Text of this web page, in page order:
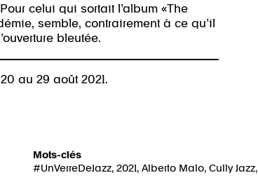
celui qui sortait l’album «The
semble, contrairement à ce qu’il
bleutée.
au 29 août 2021.
Mots-clés
#UnVerreDeJazz, 2021 , Alberto Malo, Cully Jazz,